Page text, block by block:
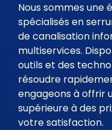
Nous sommes une
spécialisés en
de canalisation
multiservices.
outils et des
résoudre
engageons à offrir
supérieure à des
votre satisfaction.